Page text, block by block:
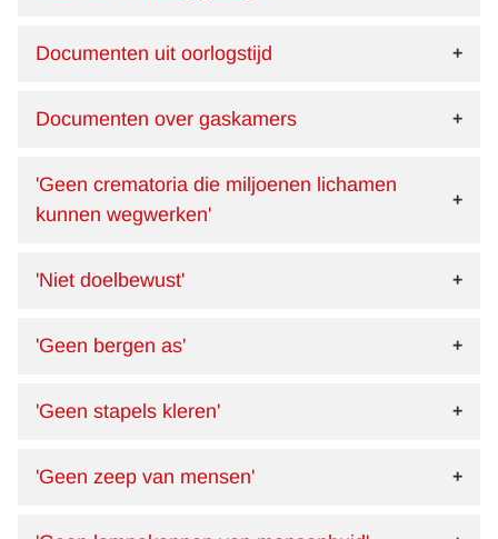
Documenten uit oorlogstijd
Documenten over gaskamers
'Geen crematoria die miljoenen lichamen
kunnen wegwerken'
'Niet doelbewust'
'Geen bergen as'
'Geen stapels kleren'
'Geen zeep van mensen'